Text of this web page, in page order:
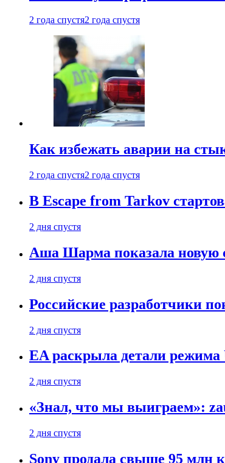
2 года спустя2 года спустя
Как избежать аварии на
2 года спустя2 года спустя
В Escape from Tarkov
2 дня спустя
Аша Шарма показала новую
2 дня спустя
Российские разработчики
2 дня спустя
EA раскрыла детали
2 дня спустя
«Знал, что мы выиграем»:
2 дня спустя
Sony продала свыше 95 млн